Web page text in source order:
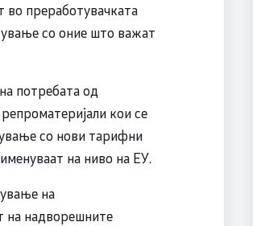
во преработувачката
со оние што важат
потребата од
кои се
со нови тарифни
на ниво на ЕУ.
на
на надворешните